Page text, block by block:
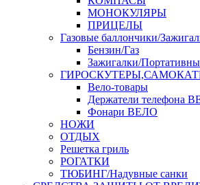
МОНОКУЛЯРЫ
ПРИЦЕЛЫ
Газовые баллончики/
Бензин/Газ
Зажигалки/
Вело-товары
Держатели телефона
Фонари ВЕЛО
НОЖИ
ОТДЫХ
Решетка гриль
РОГАТКИ
ТЮБИНГ/Надувные санки